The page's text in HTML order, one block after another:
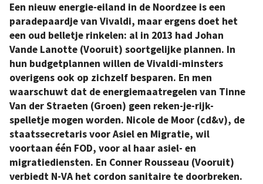
Een nieuw energie-eiland in de Noordzee is een
paradepaardje van Vivaldi, maar ergens doet het
een oud belletje rinkelen: al in 2013 had Johan
Vande Lanotte (Vooruit) soortgelijke plannen. In
hun budgetplannen willen de Vivaldi-minsters
overigens ook op zichzelf besparen. En men
waarschuwt dat de energiemaatregelen van Tinne
Van der Straeten (Groen) geen reken-je-rijk-
spelletje mogen worden. Nicole de Moor (cd&v), de
staatssecretaris voor Asiel en Migratie, wil
voortaan één FOD, voor al haar asiel- en
migratiediensten. En Conner Rousseau (Vooruit)
verbiedt N-VA het cordon sanitaire te doorbreken.